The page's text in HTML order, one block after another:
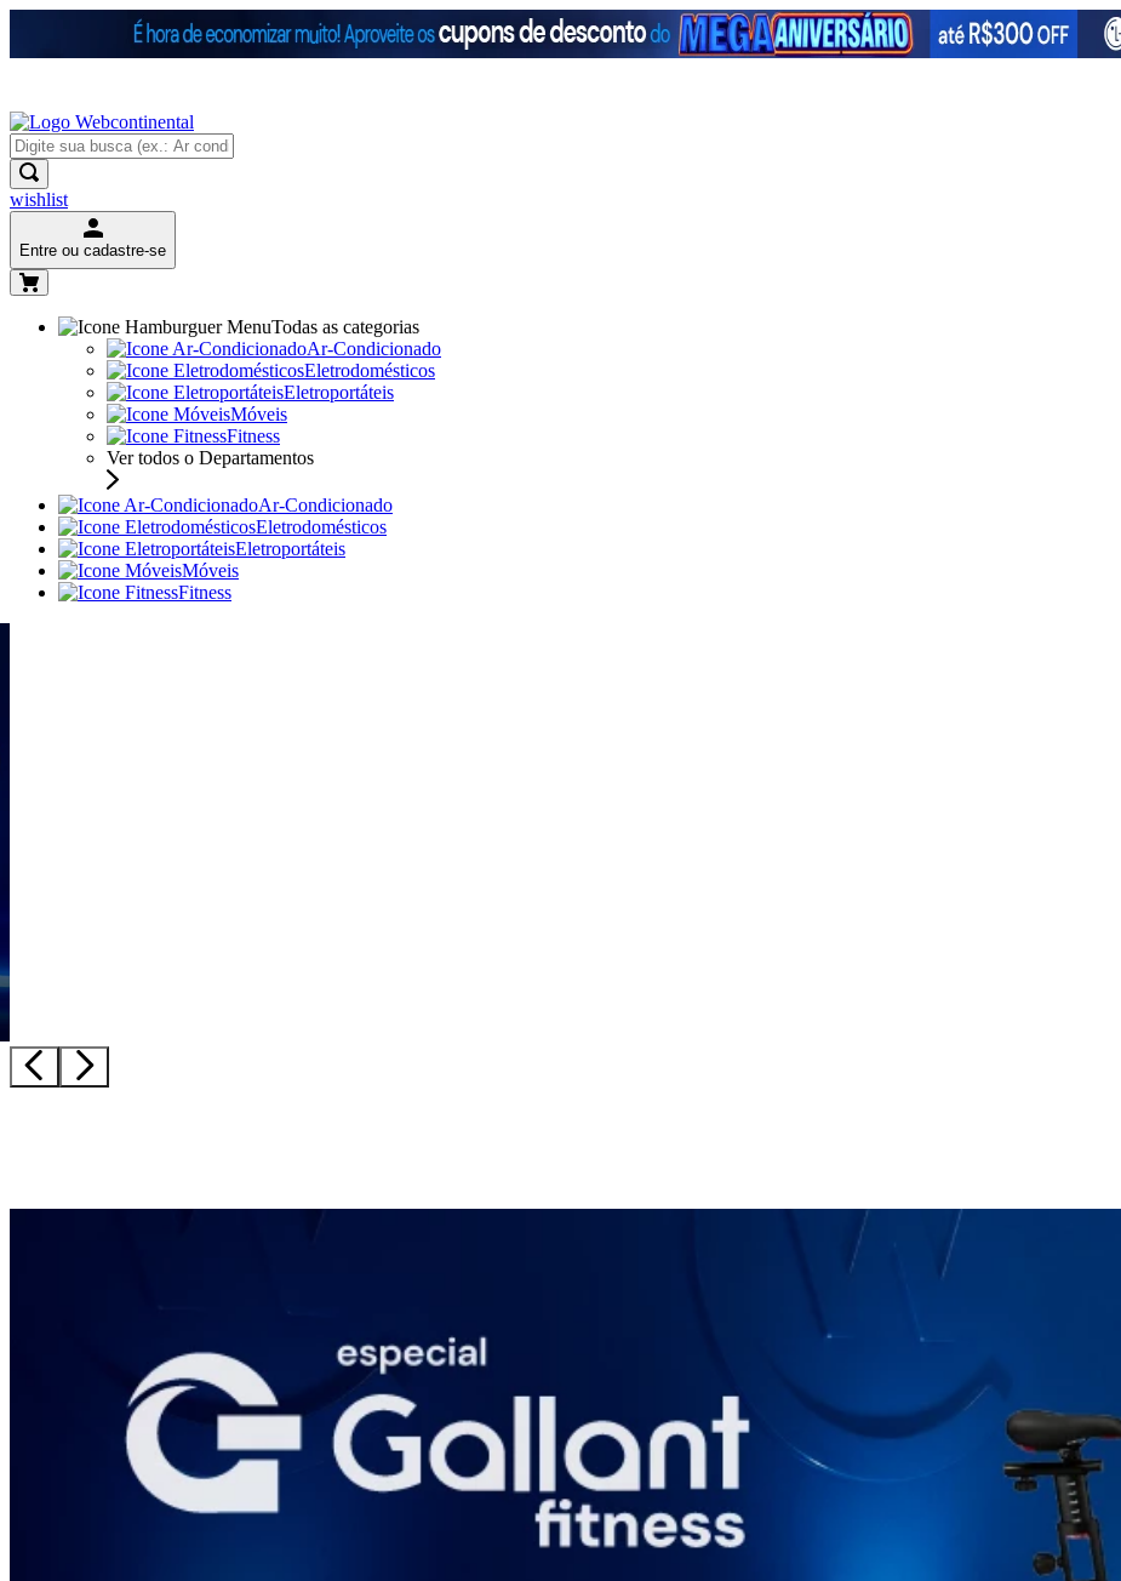
wishlist
Entre ou cadastre-se
Todas as categorias
Ar-Condicionado
Eletrodomésticos
Eletroportáteis
Móveis
Fitness
Ver todos o Departamentos
Ar-Condicionado
Eletrodomésticos
Eletroportáteis
Móveis
Fitness